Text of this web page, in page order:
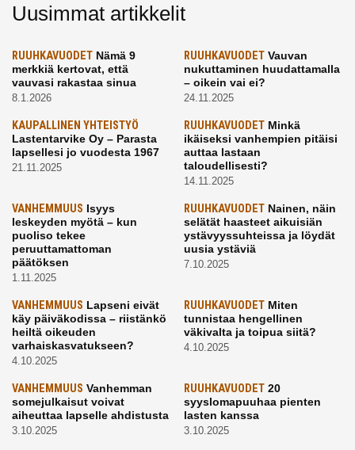
Uusimmat artikkelit
RUUHKAVUODET Nämä 9
merkkiä kertovat, että
vauvasi rakastaa sinua
8.1.2026
RUUHKAVUODETVauvan
nukuttaminen huudattamalla
– oikein vai ei?
24.11.2025
KAUPALLINEN YHTEISTYÖ
Lastentarvike Oy – Parasta
lapsellesi jo vuodesta 1967
21.11.2025
RUUHKAVUODETMinkä
ikäiseksi vanhempien pitäisi
auttaa lastaan
taloudellisesti?
14.11.2025
VANHEMMUUS Isyys
leskeyden myötä – kun
puoliso tekee
peruuttamattoman
päätöksen
1.11.2025
RUUHKAVUODETNainen, näin
selätät haasteet aikuisiän
ystävyyssuhteissa ja löydät
uusia ystäviä
7.10.2025
VANHEMMUUS Lapseni eivät
käy päiväkodissa – riistänkö
heiltä oikeuden
varhaiskasvatukseen?
4.10.2025
RUUHKAVUODETMiten
tunnistaa hengellinen
väkivalta ja toipua siitä?
4.10.2025
VANHEMMUUS Vanhemman
somejulkaisut voivat
aiheuttaa lapselle ahdistusta
3.10.2025
RUUHKAVUODET20
syyslomapuuhaa pienten
lasten kanssa
3.10.2025